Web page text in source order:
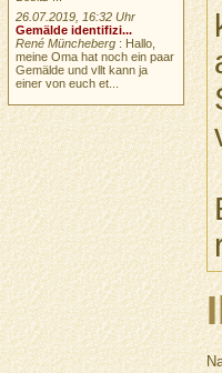
26.07.2019, 16:32 Uhr
Gemälde identifizi...
René Müncheberg : Hallo,
meine Oma hat noch ein paar
Gemälde und vllt kann ja
einer von euch et...